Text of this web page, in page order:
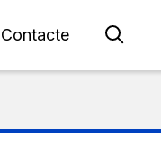
Contacte